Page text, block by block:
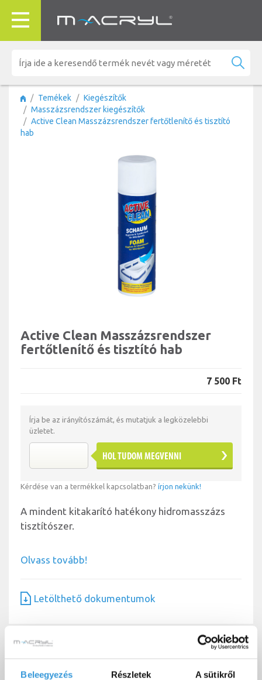
Beleegyezés Részletek A sütikről
Temékek
Kiegészítők
Masszázsrendszer kiegészítők
Active Clean Masszázsrendszer fertőtlenítő és tisztító
hab
Active Clean Masszázsrendszer
fertőtlenítő és tisztító hab
7 500 Ft
Írja be az irányítószámát, és mutatjuk a legközelebbi
üzletet.
HOL TUDOM MEGVENNI
Kérdése van a termékkel kapcsolatban? írjon nekünk!
A mindent kitakarító hatékony hidromasszázs
tisztítószer.
Olvass tovább!
Letölthető dokumentumok
Letölthető dokumentumok